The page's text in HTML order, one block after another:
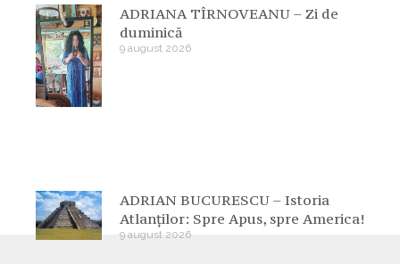
ADRIANA TÎRNOVEANU – Zi de
duminică
9 august 2026
ADRIAN BUCURESCU – Istoria
Atlanților: Spre Apus, spre America!
9 august 2026